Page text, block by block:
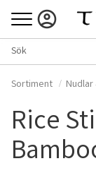
Sortiment Nudlar
Rice